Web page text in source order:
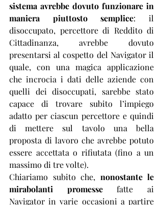
sistema avrebbe dovuto funzionare in
maniera piuttosto semplice: il
disoccupato, percettore di Reddito di
Cittadinanza, avrebbe dovuto
presentarsi al cospetto del Navigator il
quale, con una magica applicazione
che incrocia i dati delle aziende con
quelli dei disoccupati, sarebbe stato
capace di trovare subito l’impiego
adatto per ciascun percettore e quindi
di mettere sul tavolo una bella
proposta di lavoro che avrebbe potuto
essere accettata o rifiutata (fino a un
massimo di tre volte).
Chiariamo subito che, nonostante le
mirabolanti promesse fatte ai
Navigator in varie occasioni a partire